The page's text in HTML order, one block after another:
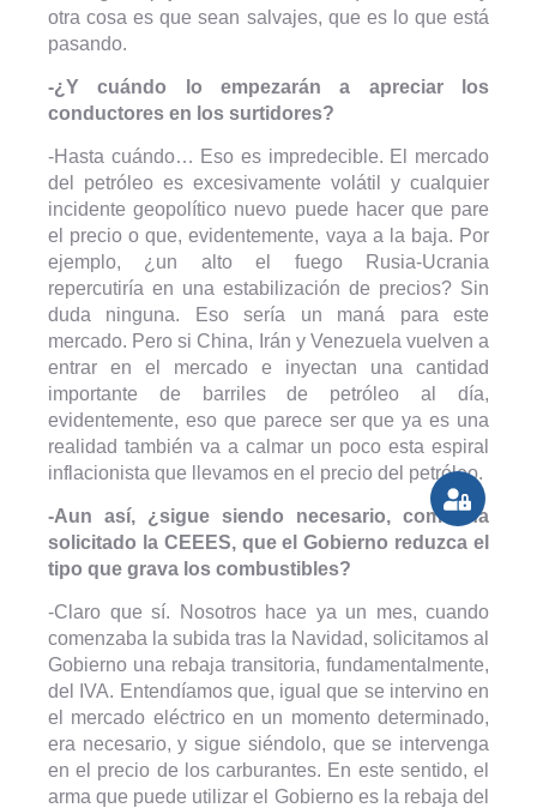
otra cosa es que sean salvajes, que es lo que está
pasando.
-¿Y cuándo lo empezarán a apreciar los
conductores en los surtidores?
-Hasta cuándo… Eso es impredecible. El mercado
del petróleo es excesivamente volátil y cualquier
incidente geopolítico nuevo puede hacer que pare
el precio o que, evidentemente, vaya a la baja. Por
ejemplo, ¿un alto el fuego Rusia-Ucrania
repercutiría en una estabilización de precios? Sin
duda ninguna. Eso sería un maná para este
mercado. Pero si China, Irán y Venezuela vuelven a
entrar en el mercado e inyectan una cantidad
importante de barriles de petróleo al día,
evidentemente, eso que parece ser que ya es una
realidad también va a calmar un poco esta espiral
inflacionista que llevamos en el precio del petróleo.
-Aun así, ¿sigue siendo necesario, como ha
solicitado la CEEES, que el Gobierno reduzca el
tipo que grava los combustibles?
-Claro que sí. Nosotros hace ya un mes, cuando
comenzaba la subida tras la Navidad, solicitamos al
Gobierno una rebaja transitoria, fundamentalmente,
del IVA. Entendíamos que, igual que se intervino en
el mercado eléctrico en un momento determinado,
era necesario, y sigue siéndolo, que se intervenga
en el precio de los carburantes. En este sentido, el
arma que puede utilizar el Gobierno es la rebaja del